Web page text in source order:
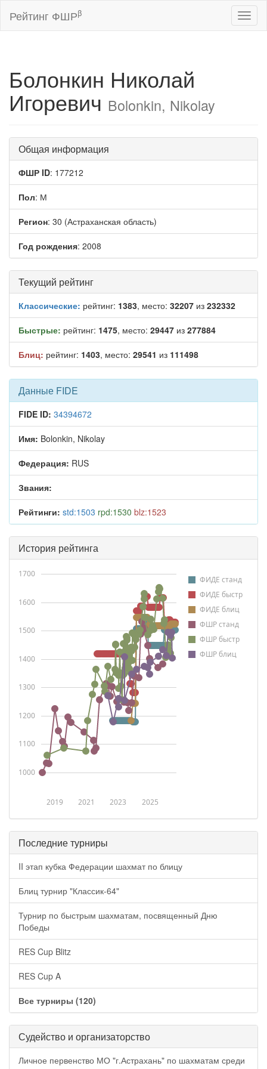
Рейтинг ФШРβ
Болонкин Николай
Игоревич Bolonkin, Nikolay
Общая информация
ФШР ID: 177212
Пол: М
Регион: 30 (Астраханская область)
Год рождения: 2008
Текущий рейтинг
Классические: рейтинг: 1383, место: 32207 из 232332
Быстрые: рейтинг: 1475, место: 29447 из 277884
Блиц: рейтинг: 1403, место: 29541 из 111498
Данные FIDE
FIDE ID: 34394672
Имя: Bolonkin, Nikolay
Федерация: RUS
Звания:
Рейтинги: std:1503 rpd:1530 blz:1523
История рейтинга
ФИДЕ станд
ФИДЕ быстр
ФИДЕ блиц
ФШР станд
ФШР быстр
ФШР блиц
2019 2021 2023 2025
1000
1100
1200
1300
1400
1500
1600
1700
Последние турниры
II этап кубка Федерации шахмат по блицу
Блиц турнир "Классик-64"
Турнир по быстрым шахматам, посвященный Дню
Победы
RES Cup Blitz
RES Cup A
Все турниры (120)
Судейство и организаторство
Личное первенство МО "г.Астрахань" по шахматам среди